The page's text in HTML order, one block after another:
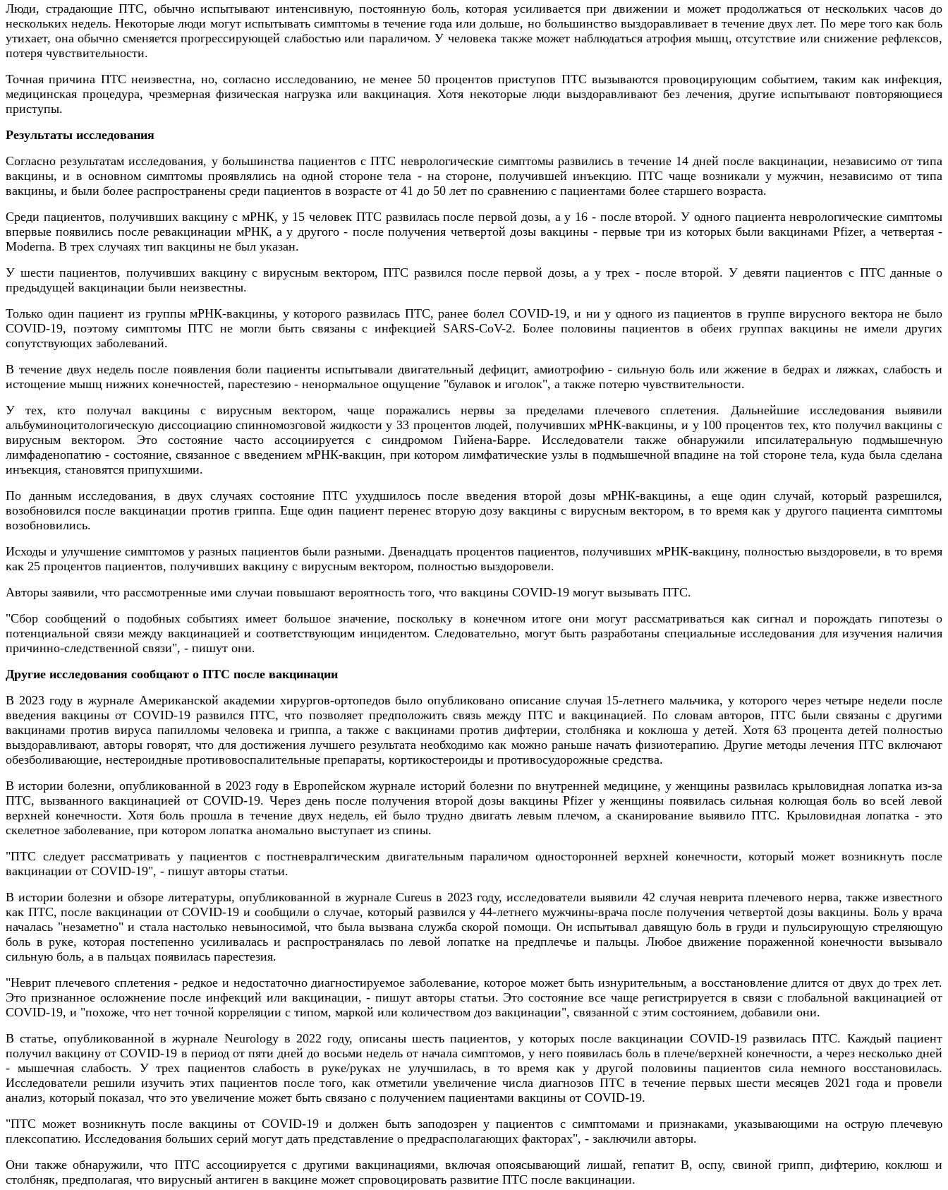
Люди, страдающие ПТС, обычно испытывают интенсивную, постоянную боль, которая усиливается при движении и может продолжаться от нескольких часов до
нескольких недель. Некоторые люди могут испытывать симптомы в течение года или дольше, но большинство выздоравливает в течение двух лет. По мере того как боль
утихает, она обычно сменяется прогрессирующей слабостью или параличом. У человека также может наблюдаться атрофия мышц, отсутствие или снижение рефлексов,
потеря чувствительности.
Точная причина ПТС неизвестна, но, согласно исследованию, не менее 50 процентов приступов ПТС вызываются провоцирующим событием, таким как инфекция,
медицинская процедура, чрезмерная физическая нагрузка или вакцинация. Хотя некоторые люди выздоравливают без лечения, другие испытывают повторяющиеся
приступы.
Результаты исследования
Согласно результатам исследования, у большинства пациентов с ПТС неврологические симптомы развились в течение 14 дней после вакцинации, независимо от типа
вакцины, и в основном симптомы проявлялись на одной стороне тела - на стороне, получившей инъекцию. ПТС чаще возникали у мужчин, независимо от типа
вакцины, и были более распространены среди пациентов в возрасте от 41 до 50 лет по сравнению с пациентами более старшего возраста.
Среди пациентов, получивших вакцину с мРНК, у 15 человек ПТС развилась после первой дозы, а у 16 - после второй. У одного пациента неврологические симптомы
впервые появились после ревакцинации мРНК, а у другого - после получения четвертой дозы вакцины - первые три из которых были вакцинами Pfizer, а четвертая -
Moderna. В трех случаях тип вакцины не был указан.
У шести пациентов, получивших вакцину с вирусным вектором, ПТС развился после первой дозы, а у трех - после второй. У девяти пациентов с ПТС данные о
предыдущей вакцинации были неизвестны.
Только один пациент из группы мРНК-вакцины, у которого развилась ПТС, ранее болел COVID-19, и ни у одного из пациентов в группе вирусного вектора не было
COVID-19, поэтому симптомы ПТС не могли быть связаны с инфекцией SARS-CoV-2. Более половины пациентов в обеих группах вакцины не имели других
сопутствующих заболеваний.
В течение двух недель после появления боли пациенты испытывали двигательный дефицит, амиотрофию - сильную боль или жжение в бедрах и ляжках, слабость и
истощение мышц нижних конечностей, парестезию - ненормальное ощущение "булавок и иголок", а также потерю чувствительности.
У тех, кто получал вакцины с вирусным вектором, чаще поражались нервы за пределами плечевого сплетения. Дальнейшие исследования выявили
альбуминоцитологическую диссоциацию спинномозговой жидкости у 33 процентов людей, получивших мРНК-вакцины, и у 100 процентов тех, кто получил вакцины с
вирусным вектором. Это состояние часто ассоциируется с синдромом Гийена-Барре. Исследователи также обнаружили ипсилатеральную подмышечную
лимфаденопатию - состояние, связанное с введением мРНК-вакцин, при котором лимфатические узлы в подмышечной впадине на той стороне тела, куда была сделана
инъекция, становятся припухшими.
По данным исследования, в двух случаях состояние ПТС ухудшилось после введения второй дозы мРНК-вакцины, а еще один случай, который разрешился,
возобновился после вакцинации против гриппа. Еще один пациент перенес вторую дозу вакцины с вирусным вектором, в то время как у другого пациента симптомы
возобновились.
Исходы и улучшение симптомов у разных пациентов были разными. Двенадцать процентов пациентов, получивших мРНК-вакцину, полностью выздоровели, в то время
как 25 процентов пациентов, получивших вакцину с вирусным вектором, полностью выздоровели.
Авторы заявили, что рассмотренные ими случаи повышают вероятность того, что вакцины COVID-19 могут вызывать ПТС.
"Сбор сообщений о подобных событиях имеет большое значение, поскольку в конечном итоге они могут рассматриваться как сигнал и порождать гипотезы о
потенциальной связи между вакцинацией и соответствующим инцидентом. Следовательно, могут быть разработаны специальные исследования для изучения наличия
причинно-следственной связи", - пишут они.
Другие исследования сообщают о ПТС после вакцинации
В 2023 году в журнале Американской академии хирургов-ортопедов было опубликовано описание случая 15-летнего мальчика, у которого через четыре недели после
введения вакцины от COVID-19 развился ПТС, что позволяет предположить связь между ПТС и вакцинацией. По словам авторов, ПТС были связаны с другими
вакцинами против вируса папилломы человека и гриппа, а также с вакцинами против дифтерии, столбняка и коклюша у детей. Хотя 63 процента детей полностью
выздоравливают, авторы говорят, что для достижения лучшего результата необходимо как можно раньше начать физиотерапию. Другие методы лечения ПТС включают
обезболивающие, нестероидные противовоспалительные препараты, кортикостероиды и противосудорожные средства.
В истории болезни, опубликованной в 2023 году в Европейском журнале историй болезни по внутренней медицине, у женщины развилась крыловидная лопатка из-за
ПТС, вызванного вакцинацией от COVID-19. Через день после получения второй дозы вакцины Pfizer у женщины появилась сильная колющая боль во всей левой
верхней конечности. Хотя боль прошла в течение двух недель, ей было трудно двигать левым плечом, а сканирование выявило ПТС. Крыловидная лопатка - это
скелетное заболевание, при котором лопатка аномально выступает из спины.
"ПТС следует рассматривать у пациентов с постневралгическим двигательным параличом односторонней верхней конечности, который может возникнуть после
вакцинации от COVID-19", - пишут авторы статьи.
В истории болезни и обзоре литературы, опубликованной в журнале Cureus в 2023 году, исследователи выявили 42 случая неврита плечевого нерва, также известного
как ПТС, после вакцинации от COVID-19 и сообщили о случае, который развился у 44-летнего мужчины-врача после получения четвертой дозы вакцины. Боль у врача
началась "незаметно" и стала настолько невыносимой, что была вызвана служба скорой помощи. Он испытывал давящую боль в груди и пульсирующую стреляющую
боль в руке, которая постепенно усиливалась и распространялась по левой лопатке на предплечье и пальцы. Любое движение пораженной конечности вызывало
сильную боль, а в пальцах появилась парестезия.
"Неврит плечевого сплетения - редкое и недостаточно диагностируемое заболевание, которое может быть изнурительным, а восстановление длится от двух до трех лет.
Это признанное осложнение после инфекций или вакцинации, - пишут авторы статьи. Это состояние все чаще регистрируется в связи с глобальной вакцинацией от
COVID-19, и "похоже, что нет точной корреляции с типом, маркой или количеством доз вакцинации", связанной с этим состоянием, добавили они.
В статье, опубликованной в журнале Neurology в 2022 году, описаны шесть пациентов, у которых после вакцинации COVID-19 развилась ПТС. Каждый пациент
получил вакцину от COVID-19 в период от пяти дней до восьми недель от начала симптомов, у него появилась боль в плече/верхней конечности, а через несколько дней
- мышечная слабость. У трех пациентов слабость в руке/руках не улучшилась, в то время как у другой половины пациентов сила немного восстановилась.
Исследователи решили изучить этих пациентов после того, как отметили увеличение числа диагнозов ПТС в течение первых шести месяцев 2021 года и провели
анализ, который показал, что это увеличение может быть связано с получением пациентами вакцины от COVID-19.
"ПТС может возникнуть после вакцины от COVID-19 и должен быть заподозрен у пациентов с симптомами и признаками, указывающими на острую плечевую
плексопатию. Исследования больших серий могут дать представление о предрасполагающих факторах", - заключили авторы.
Они также обнаружили, что ПТС ассоциируется с другими вакцинациями, включая опоясывающий лишай, гепатит В, оспу, свиной грипп, дифтерию, коклюш и
столбняк, предполагая, что вирусный антиген в вакцине может спровоцировать развитие ПТС после вакцинации.